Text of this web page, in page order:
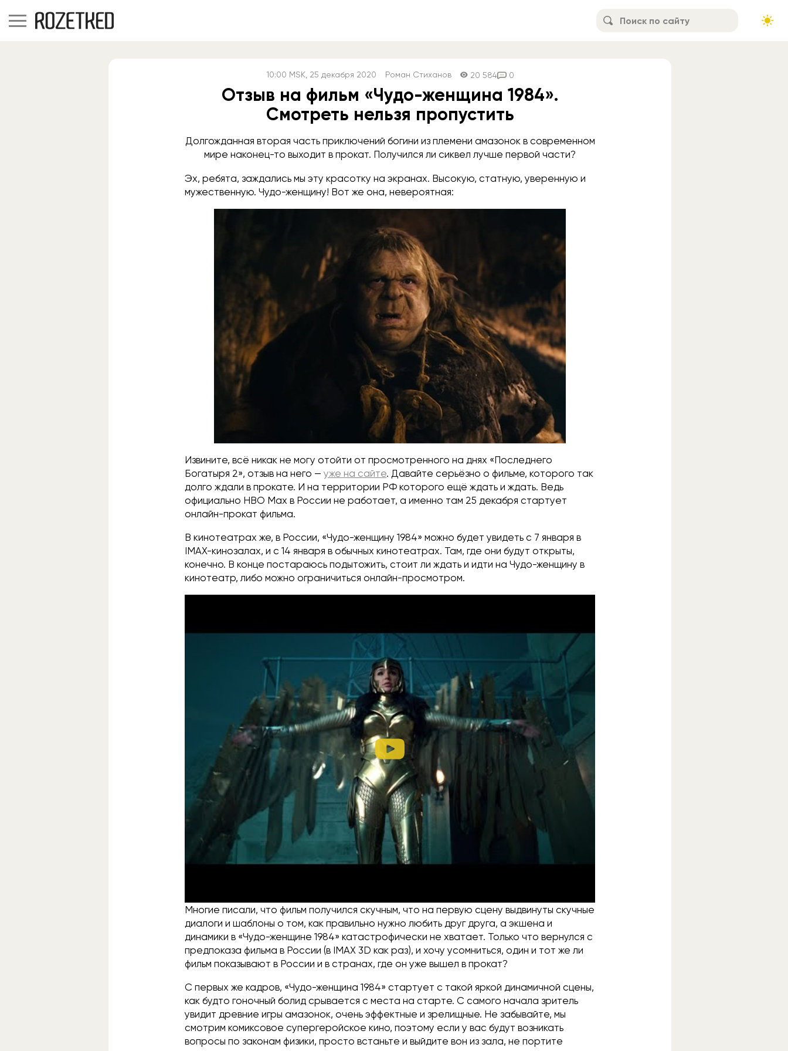
10:00 MSK, 25 декабря 2020 Роман Стиханов 20 584 0
Отзыв на фильм «Чудо-женщина 1984».
Смотреть нельзя пропустить
Долгожданная вторая часть приключений богини из племени амазонок в современном
мире наконец-то выходит в прокат. Получился ли сиквел лучше первой части?
Эх, ребята, заждались мы эту красотку на экранах. Высокую, статную, уверенную и
мужественную. Чудо-женщину! Вот же она, невероятная:
Извините, всё никак не могу отойти от просмотренного на днях «Последнего
Богатыря 2», отзыв на него —уже на сайте. Давайте серьёзно о фильме, которого так
долго ждали в прокате. И на территории РФ которого ещё ждать и ждать. Ведь
официально HBO Max в России не работает, а именно там 25 декабря стартует
онлайн-прокат фильма.
В кинотеатрах же, в России, «Чудо-женщину 1984» можно будет увидеть с 7 января в
IMAX-кинозалах, и с 14 января в обычных кинотеатрах. Там, где они будут открыты,
конечно. В конце постараюсь подытожить, стоит ли ждать и идти на Чудо-женщину в
кинотеатр, либо можно ограничиться онлайн-просмотром.
В некоторых странах мира фильм вышел в прокате в кино ещё 17 декабря (изначально
мог так выйти и в России — но Warner Bros решили, что не надо, слишком уж суровые
Многие писали, что фильм получился скучным, что на первую сцену выдвинуты скучные
диалоги и шаблоны о том, как правильно нужно любить друг друга, а экшена и
динамики в «Чудо-женщине 1984» катастрофически не хватает. Только что вернулся с
предпоказа фильма в России (в IMAX 3D как раз), и хочу усомниться, один и тот же ли
фильм показывают в России и в странах, где он уже вышел в прокат?
С первых же кадров, «Чудо-женщина 1984» стартует с такой яркой динамичной сцены,
как будто гоночный болид срывается с места на старте. С самого начала зритель
увидит древние игры амазонок, очень эффектные и зрелищные. Не забывайте, мы
смотрим комиксовое супергеройское кино, поэтому если у вас будут возникать
вопросы по законам физики, просто встаньте и выйдите вон из зала, не портите